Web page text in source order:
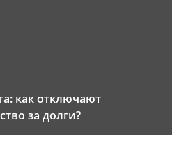
как отключают
за долги?